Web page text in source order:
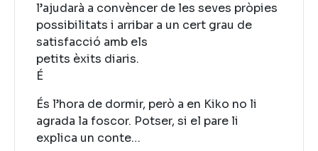
l’ajudarà a convèncer de les seves pròpies
possibilitats i arribar a un cert grau de
satisfacció amb els
petits èxits diaris.
É
És l’hora de dormir, però a en Kiko no li
agrada la foscor. Potser, si el pare li
explica un conte…